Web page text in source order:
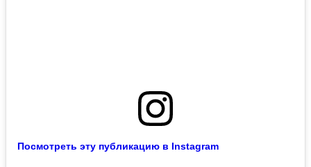
Посмотреть эту публикацию в Instagram